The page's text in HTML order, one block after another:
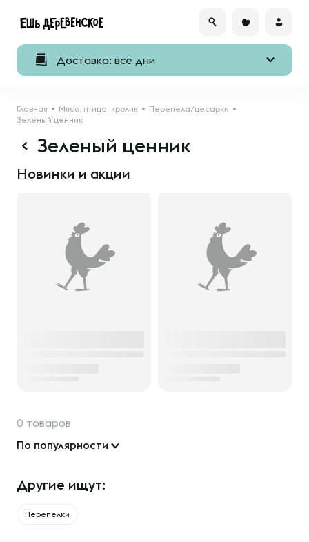
Доставка: все дни
Главная Мясо, птица, кролик
Перепела/цесарки
Зеленый ценник
Зеленый ценник
Новинки и акции
0 товаров
По популярности
Другие ищут:
Перепелки